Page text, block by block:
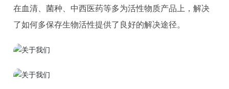
在血清、菌种、中西医药等多为活性物质产品上，解决
了如何多保存生物活性提供了良好的解决途径。